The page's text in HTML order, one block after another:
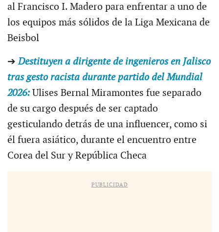
al Francisco I. Madero para enfrentar a uno de
los equipos más sólidos de la Liga Mexicana de
Beisbol
➔Destituyen a dirigente de ingenieros en Jalisco
tras gesto racista durante partido del Mundial
2026:Ulises Bernal Miramontes fue separado
de su cargo después de ser captado
gesticulando detrás de una influencer, como si
él fuera asiático, durante el encuentro entre
Corea del Sur y República Checa
PUBLICIDAD